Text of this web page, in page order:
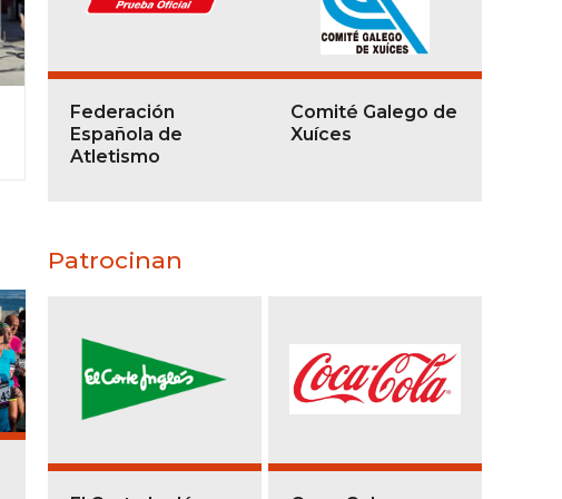
Federación
Española de
Atletismo
Comité Galego de
Xuíces
Patrocinan